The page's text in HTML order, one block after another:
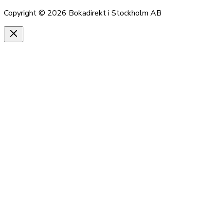
Copyright © 2026 Bokadirekt i Stockholm AB